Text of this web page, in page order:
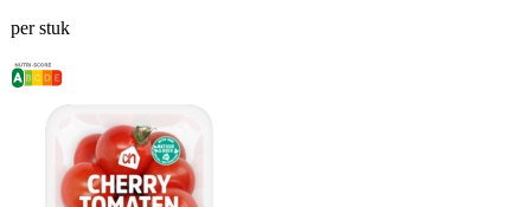
per stuk